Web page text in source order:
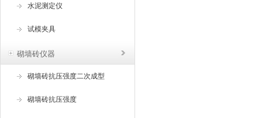
水泥测定仪
试模夹具
砌墙砖仪器
砌墙砖抗压强度二次成型
砌墙砖抗压强度